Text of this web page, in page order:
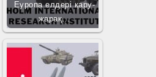
Еуропа елдері қару-
жарақ…